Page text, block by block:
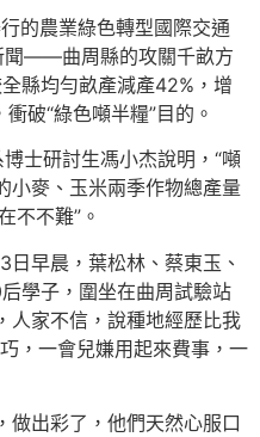
的農業綠色轉型國際交通
聞——曲周縣的攻關千畝方
縣均勻畝產減產42%，增
破“綠色噸半糧”目的。
士研討生馮小杰說明，“噸
小麥、玉米兩季作物總產量
不不難”。
早晨，葉松林、蔡東玉、
學子，圍坐在曲周試驗站
人家不信，說種地經歷比我
，一會兒嫌用起來費事，一
做出彩了，他們天然心服口